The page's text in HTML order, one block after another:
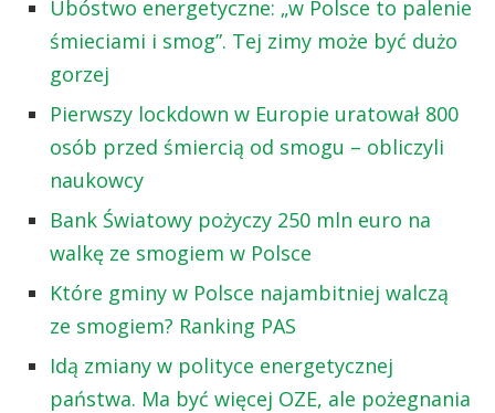
Ubóstwo energetyczne: „w Polsce to palenie
śmieciami i smog”. Tej zimy może być dużo
gorzej
Pierwszy lockdown w Europie uratował 800
osób przed śmiercią od smogu – obliczyli
naukowcy
Bank Światowy pożyczy 250 mln euro na
walkę ze smogiem w Polsce
Które gminy w Polsce najambitniej walczą
ze smogiem? Ranking PAS
Idą zmiany w polityce energetycznej
państwa. Ma być więcej OZE, ale pożegnania